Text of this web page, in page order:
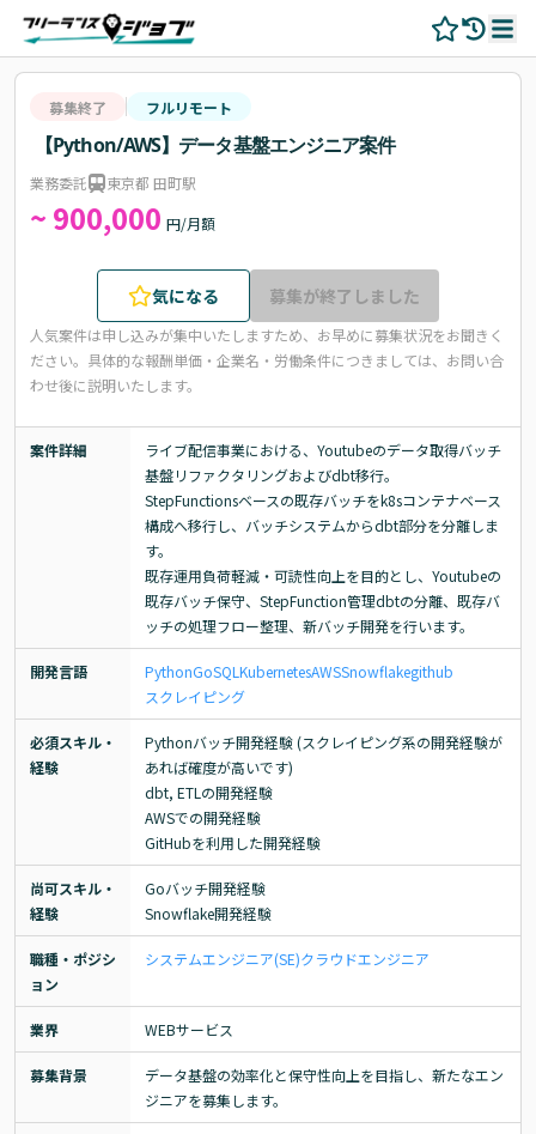
募集終了 フルリモート
【Python/AWS】データ基盤エンジニア案件
業務委託 東京都 田町駅
~ 900,000 円/月額
気になる 募集が終了しました
人気案件は申し込みが集中いたしますため、お早めに募集状況をお聞きく
ださい。 具体的な報酬単価・企業名・労働条件につきましては、お問い合
わせ後に説明いたします。
案件詳細
ライブ配信事業における、Youtubeのデータ取得バッチ
基盤リファクタリングおよびdbt移行。
StepFunctionsベースの既存バッチをk8sコンテナベース
構成へ移行し、バッチシステムからdbt部分を分離しま
す。
既存運用負荷軽減・可読性向上を目的とし、Youtubeの
既存バッチ保守、StepFunction管理dbtの分離、既存バ
ッチの処理フロー整理、新バッチ開発を行います。
開発言語 PythonGoSQL KubernetesAWSSnowflakegithub
スクレイピング
必須スキル・
経験
Pythonバッチ開発経験 (スクレイピング系の開発経験が
あれば確度が高いです)
dbt, ETLの開発経験
AWSでの開発経験
GitHubを利用した開発経験
尚可スキル・
経験
Goバッチ開発経験
Snowflake開発経験
職種・ポジシ
ョン
システムエンジニア(SE)クラウドエンジニア
業界 WEBサービス
募集背景
データ基盤の効率化と保守性向上を目指し、新たなエン
ジニアを募集します。